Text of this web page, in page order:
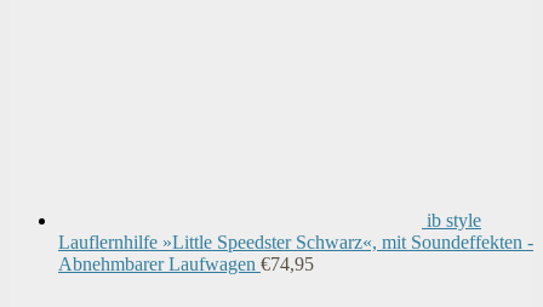
ib style
Lauflernhilfe »Little Speedster Schwarz«, mit Soundeffekten -
Abnehmbarer Laufwagen €74,95